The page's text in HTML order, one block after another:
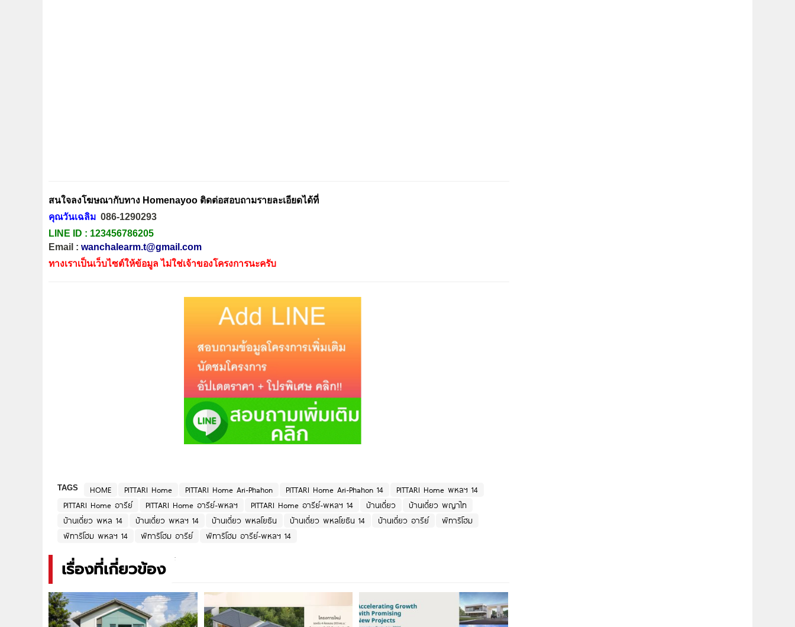
สนใจลงโฆษณากับทาง Homenayoo ติดต่อสอบถามรายละเอียดได้ที่
คุณวันเฉลิม 086-1290293
LINE ID : 123456786205
Email : wanchalearm.t@gmail.com
ทางเราเป็นเว็บไซต์ให้ข้อมูล ไม่ใช่เจ้าของโครงการนะครับ
TAGS HOME PITTARI Home PITTARI Home Ari-Phahon PITTARI Home Ari-Phahon 14
PITTARI Home พหลฯ 14
PITTARI Home อารีย์
PITTARI Home อารีย์-พหลฯ PITTARI Home อารีย์-พหลฯ 14 บ้านเดี่ยว
บ้านเดี่ยว พญาไท
บ้านเดี่ยว พหล 14
บ้านเดี่ยว พหลฯ 14 บ้านเดี่ยว พหลโยธิน บ้านเดี่ยว พหลโยธิน 14 บ้านเดี่ยว อารีย์
พิทาริโฮม
พิทาริโฮม พหลฯ 14
พิทาริโฮม อารีย์ พิทาริโฮม อารีย์-พหลฯ 14
เรื่องที่เกี่ยวข้อง